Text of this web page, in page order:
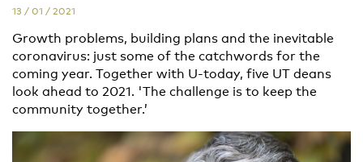
13 / 01 / 2021
Growth problems, building plans and the inevitable
coronavirus: just some of the catchwords for the
coming year. Together with U-today, five UT deans
look ahead to 2021. 'The challenge is to keep the
community together.’